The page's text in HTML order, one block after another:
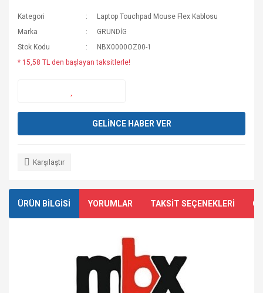
Kategori
Laptop Touchpad Mouse Flex Kablosu
Marka
GRUNDİG
Stok Kodu
NBX0000OZ00-1
* 15,58 TL den başlayan taksitlerle!
GELİNCE HABER VER
Karşılaştır
ÜRÜN BİLGİSİ YORUMLAR TAKSİT SEÇENEKLERİ